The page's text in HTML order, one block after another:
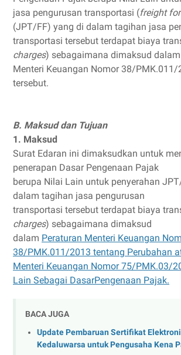
jasa pengurusan transportasi (freight
(JPT/FF) yang di dalam tagihan jasa
transportasi tersebut terdapat biaya
charges) sebagaimana dimaksud
Menteri Keuangan Nomor 38/PMK.011/
tersebut.
B. Maksud dan Tujuan
1. Maksud
Surat Edaran ini dimaksudkan untuk
penerapan Dasar Pengenaan Pajak
berupa Nilai Lain untuk penyerahan
dalam tagihan jasa pengurusan
transportasi tersebut terdapat biaya
charges) sebagaimana dimaksud
dalam Peraturan Menteri Keuangan
38/PMK.011/2013 tentang Perubahan
Menteri Keuangan Nomor 75/PMK.03/
Lain Sebagai DasarPengenaan Pajak.
BACA JUGA
Update Pembaruan Sertifikat
Kedaluwarsa untuk Pengusaha Kena